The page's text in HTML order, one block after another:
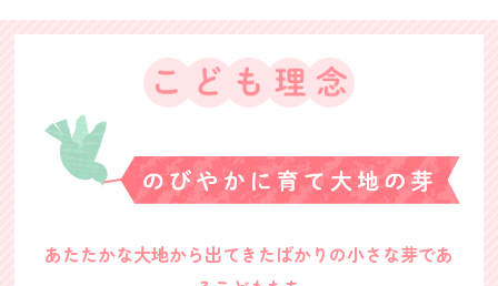
あたたかな大地から出てきたばかりの小さな芽であ